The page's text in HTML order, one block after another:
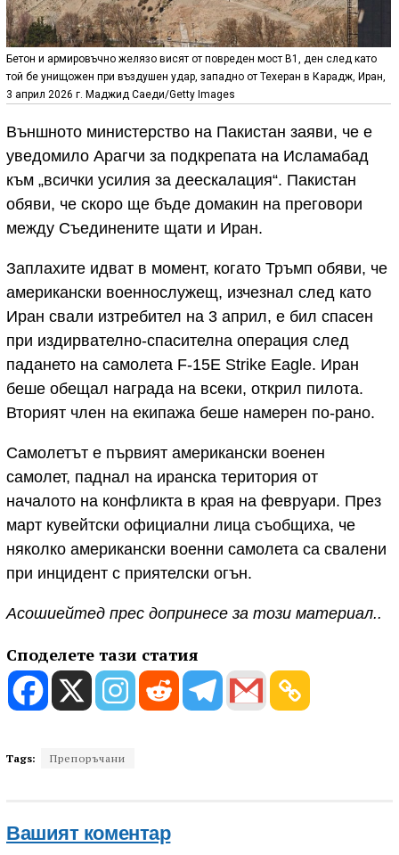
Бетон и армировъчно желязо висят от повреден мост B1, ден след като
той бе унищожен при въздушен удар, западно от Техеран в Карадж, Иран,
3 април 2026 г. Маджид Саеди/Getty Images
Външното министерство на Пакистан заяви, че е
уведомило Арагчи за подкрепата на Исламабад
към „всички усилия за деескалация“. Пакистан
обяви, че скоро ще бъде домакин на преговори
между Съединените щати и Иран.
Заплахите идват в момент, когато Тръмп обяви, че
американски военнослужещ, изчезнал след като
Иран свали изтребител на 3 април, е бил спасен
при издирвателно-спасителна операция след
падането на самолета F-15E Strike Eagle. Иран
беше обещал награда на всеки, открил пилота.
Вторият член на екипажа беше намерен по-рано.
Самолетът е първият американски военен
самолет, паднал на иранска територия от
началото на конфликта в края на февруари. През
март кувейтски официални лица съобщиха, че
няколко американски военни самолета са свалени
при инцидент с приятелски огън.
Асошиейтед прес допринесе за този материал..
Споделете тази статия
Tags: Препоръчани
Вашият коментар